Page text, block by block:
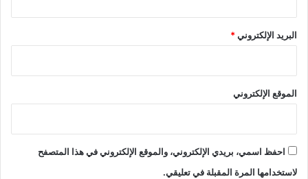
البريد الإلكتروني*
الموقع الإلكتروني
احفظ اسمي، بريدي الإلكتروني، والموقع الإلكتروني في هذا المتصفح
لاستخدامها المرة المقبلة في تعليقي.